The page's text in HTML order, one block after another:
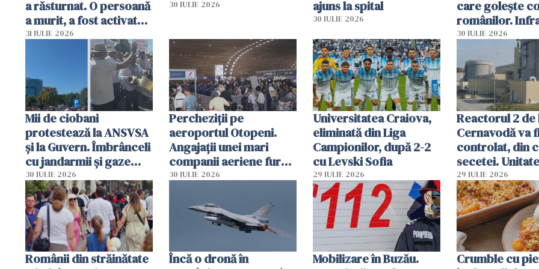
a răsturnat. O persoană
a murit, a fost activat
planul roșu de
31 IULIE 2026
30 IULIE 2026
ajuns la spital
30 IULIE 2026
care golește
românilor.
folosesc
Ghișeul.ro și
Române
30 IULIE 2026
Mii de ciobani
protestează la ANSVSA
și la Guvern. Îmbrânceli
cu jandarmii și gaze
lacrimogene
30 IULIE 2026
Percheziții pe
aeroportul Otopeni.
Angajații unei mari
companii aeriene furau
parfumuri, ceasuri și
vânzării
30 IULIE 2026
Universitatea Craiova,
eliminată din Liga
Campionilor, după 2-2
cu Levski Sofia
29 IULIE 2026
Reactorul 2 de
Cernavodă va
controlat, din
secetei.
deja oprită
29 IULIE 2026
Românii din străinătate
Încă o dronă în
Mobilizare în Buzău.
Crumble cu